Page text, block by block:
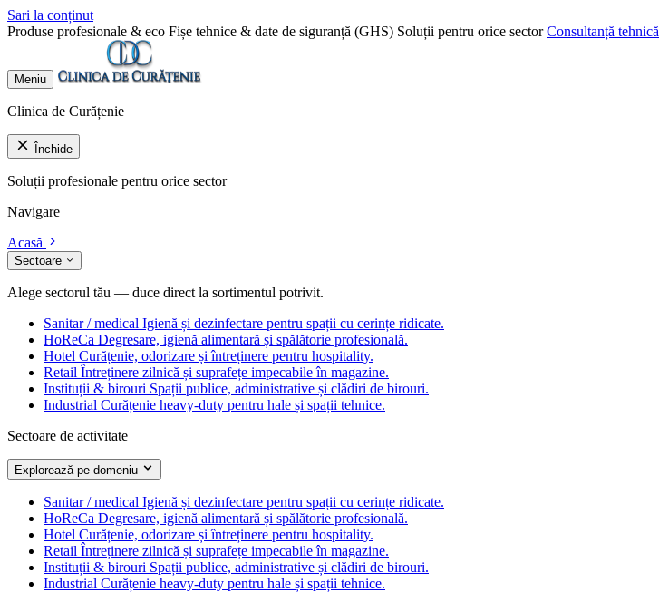
Sari la conținut
Produse profesionale & eco Fișe tehnice & date de siguranță (GHS) Soluții pentru orice sector Consultanță tehnică
Meniu
Clinica de Curățenie
Închide
Soluții profesionale pentru orice sector
Navigare
Acasă
Sectoare
Alege sectorul tău — duce direct la sortimentul potrivit.
Sanitar / medical Igienă și dezinfectare pentru spații cu cerințe ridicate.
HoReCa Degresare, igienă alimentară și spălătorie profesională.
Hotel Curățenie, odorizare și întreținere pentru hospitality.
Retail Întreținere zilnică și suprafețe impecabile în magazine.
Instituții & birouri Spații publice, administrative și clădiri de birouri.
Industrial Curățenie heavy-duty pentru hale și spații tehnice.
Sectoare de activitate
Explorează pe domeniu
Sanitar / medical Igienă și dezinfectare pentru spații cu cerințe ridicate.
HoReCa Degresare, igienă alimentară și spălătorie profesională.
Hotel Curățenie, odorizare și întreținere pentru hospitality.
Retail Întreținere zilnică și suprafețe impecabile în magazine.
Instituții & birouri Spații publice, administrative și clădiri de birouri.
Industrial Curățenie heavy-duty pentru hale și spații tehnice.